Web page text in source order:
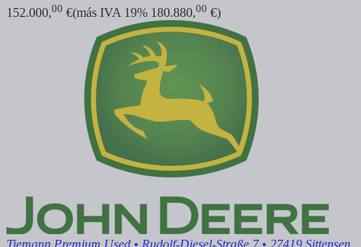
152.000,00 €(más IVA 19% 180.880,00 €)
Tiemann Premium Used • Rudolf-Diesel-Straße 7 • 27419 Sittensen